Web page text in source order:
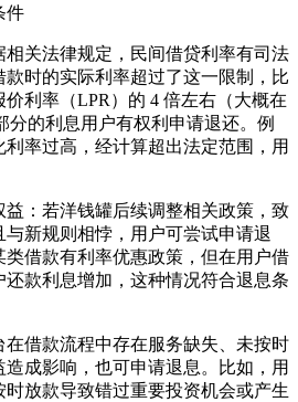
件
相关法律规定，民间借贷利率有司法
时的实际利率超过了这一限制，比
利率（LPR）的 4 倍左右（大概在
分的利息用户有权利申请退还。例
率过高，经计算超出法定范围，用
益：若洋钱罐后续调整相关政策，致
新规则相悖，用户可尝试申请退
借款有利率优惠政策，但在用户借
款利息增加，这种情况符合退息条
在借款流程中存在服务缺失、未按时
成影响，也可申请退息。比如，用
时放款导致错过重要投资机会或产生